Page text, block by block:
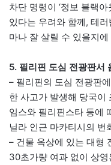
차단 명령이 ‘정보 블랙
있다는 우려와 함께, 테
마나 잘 살릴 수 있을지
5. 필리핀 도심 전광판서
– 필리핀의 도심 전광판
한 사고가 발생해 당국이
임스와 필리핀스타 등에
닐라 인근 마카티시의 번
– 건물 옥상에 있는 대형
30초가량 여과 없이 상